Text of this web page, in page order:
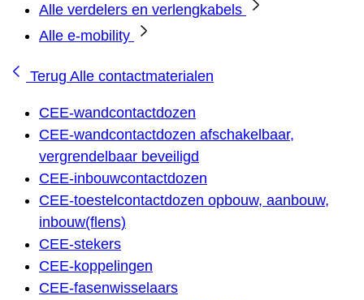
Alle verdelers en verlengkabels
Alle e-mobility
Terug Alle contactmaterialen
CEE-wandcontactdozen
CEE-wandcontactdozen afschakelbaar,
vergrendelbaar beveiligd
CEE-inbouwcontactdozen
CEE-toestelcontactdozen opbouw, aanbouw,
inbouw(flens)
CEE-stekers
CEE-koppelingen
CEE-fasenwisselaars